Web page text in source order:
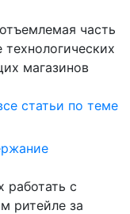
часть
магазинов
статьи по теме
с
ритейле за